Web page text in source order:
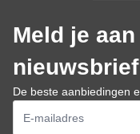
Meld je
nieuwsbrief
De beste aanbiedingen